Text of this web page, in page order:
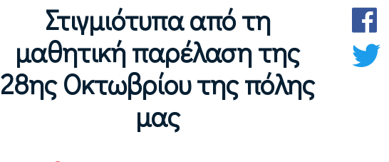
Στιγμιότυπα από τη
μαθητική παρέλαση της
28ης Οκτωβρίου της πόλης
μας